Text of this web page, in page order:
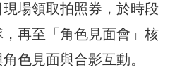
場領取拍照券，於時段
再至「角色見面會」核
色見面與合影互動。